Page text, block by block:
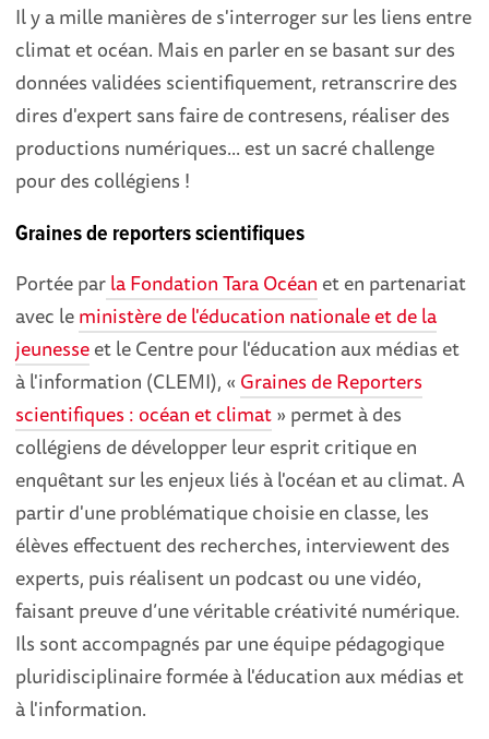
Il y a mille manières de s'interroger sur les liens entre
climat et océan. Mais en parler en se basant sur des
données validées scientifiquement, retranscrire des
dires d'expert sans faire de contresens, réaliser des
productions numériques... est un sacré challenge
pour des collégiens !
Graines de reporters scientifiques
Portée parla Fondation Tara Océan et en partenariat
avec leministère de l'éducation nationale et de la
jeunesseet le Centre pour l'éducation aux médias et
à l'information (CLEMI), « Graines de Reporters
scientifiques : océan et climat» permet à des
collégiens de développer leur esprit critique en
enquêtant sur les enjeux liés à l'océan et au climat. A
partir d'une problématique choisie en classe, les
élèves effectuent des recherches, interviewent des
experts, puis réalisent un podcast ou une vidéo,
faisant preuve d’une véritable créativité numérique.
Ils sont accompagnés par une équipe pédagogique
pluridisciplinaire formée à l'éducation aux médias et
à l'information.